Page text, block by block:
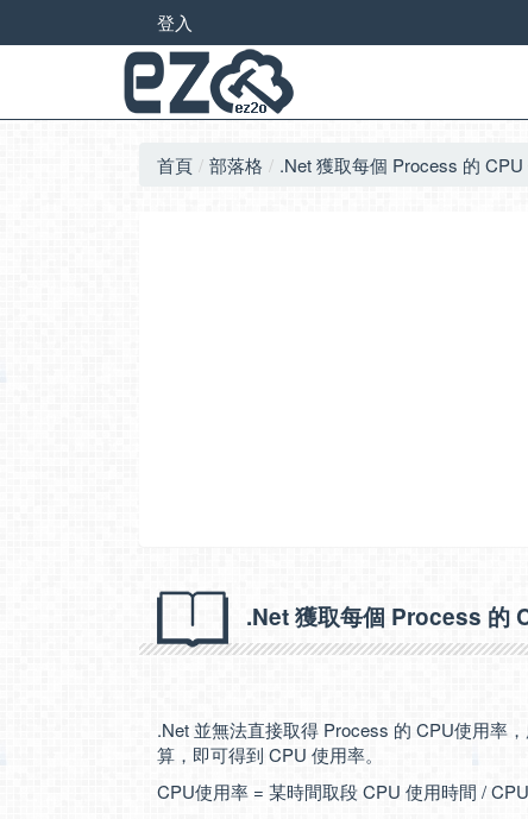
登入
首頁 部落格 .Net 獲取每個 Process 的
.Net 獲取每個 Process 的
.Net 並無法直接取得 Process 的 CPU使用率
算，即可得到 CPU 使用率。
CPU使用率 = 某時間取段 CPU 使用時間 /